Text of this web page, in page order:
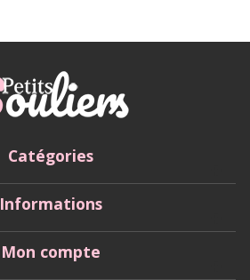
Catégories
Informations
Mon compte